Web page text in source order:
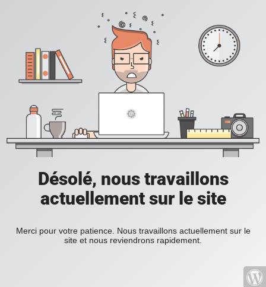
Désolé, nous travaillons
actuellement sur le site
Merci pour votre patience. Nous travaillons actuellement sur le
site et nous reviendrons rapidement.